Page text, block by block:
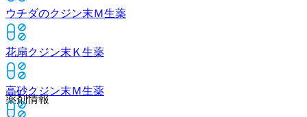
ウチダのクジン末Ｍ生薬
花扇クジン末Ｋ 生薬
高砂クジン末Ｍ生薬
薬剤情報